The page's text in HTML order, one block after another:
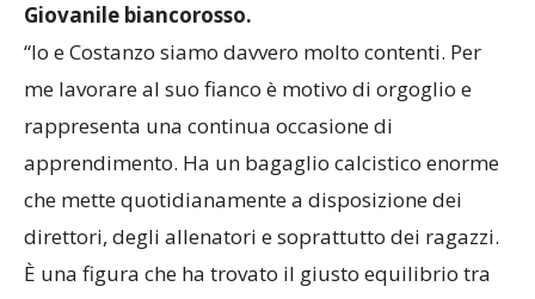
sportivo e direttore tecnico del Settore
Giovanile biancorosso.
“Io e Costanzo siamo davvero molto contenti. Per
me lavorare al suo fianco è motivo di orgoglio e
rappresenta una continua occasione di
apprendimento. Ha un bagaglio calcistico enorme
che mette quotidianamente a disposizione dei
direttori, degli allenatori e soprattutto dei ragazzi.